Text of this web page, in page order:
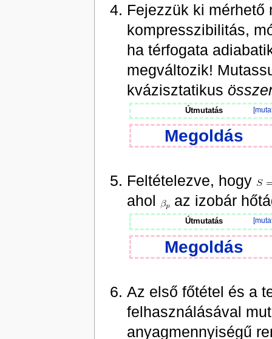
Fejezzük ki mérhető
kompresszibilitás,
ha térfogata
megváltozik!
kvázisztatikus
Útmutatás
Megoldás
Feltételezve, hogy
ahol
az izobár
Útmutatás
Megoldás
Az első főtétel és a
felhasználásával
anyagmennyiségű